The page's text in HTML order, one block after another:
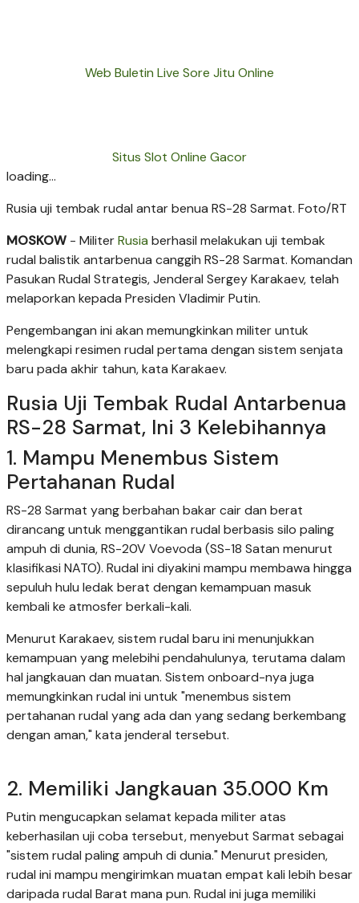
Web Buletin Live Sore Jitu Online
Situs Slot Online Gacor
loading...
Rusia uji tembak rudal antar benua RS-28 Sarmat. Foto/RT
MOSKOW - MiliterRusia berhasil melakukan uji tembak
rudal balistik antarbenua canggih RS-28 Sarmat. Komandan
Pasukan Rudal Strategis, Jenderal Sergey Karakaev, telah
melaporkan kepada Presiden Vladimir Putin.
Pengembangan ini akan memungkinkan militer untuk
melengkapi resimen rudal pertama dengan sistem senjata
baru pada akhir tahun, kata Karakaev.
Rusia Uji Tembak Rudal Antarbenua
RS-28 Sarmat, Ini 3 Kelebihannya
1. Mampu Menembus Sistem
Pertahanan Rudal
RS-28 Sarmat yang berbahan bakar cair dan berat
dirancang untuk menggantikan rudal berbasis silo paling
ampuh di dunia, RS-20V Voevoda (SS-18 Satan menurut
klasifikasi NATO). Rudal ini diyakini mampu membawa hingga
sepuluh hulu ledak berat dengan kemampuan masuk
kembali ke atmosfer berkali-kali.
Menurut Karakaev, sistem rudal baru ini menunjukkan
kemampuan yang melebihi pendahulunya, terutama dalam
hal jangkauan dan muatan. Sistem onboard-nya juga
memungkinkan rudal ini untuk "menembus sistem
pertahanan rudal yang ada dan yang sedang berkembang
dengan aman," kata jenderal tersebut.
2. Memiliki Jangkauan 35.000 Km
Putin mengucapkan selamat kepada militer atas
keberhasilan uji coba tersebut, menyebut Sarmat sebagai
"sistem rudal paling ampuh di dunia." Menurut presiden,
rudal ini mampu mengirimkan muatan empat kali lebih besar
daripada rudal Barat mana pun. Rudal ini juga memiliki